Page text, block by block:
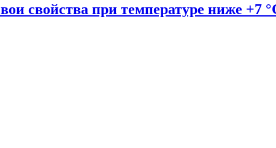
свойства при температуре ниже +7